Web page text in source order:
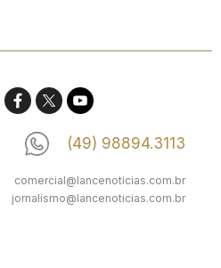
(49) 98894.3113
comercial@lancenoticias.com.br
jornalismo@lancenoticias.com.br